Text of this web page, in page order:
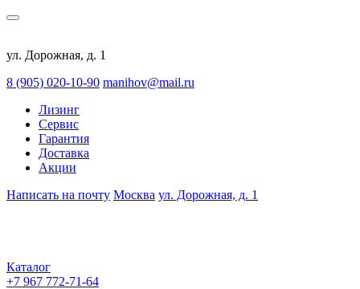
ул. Дорожная, д. 1
8 (905) 020-10-90 manihov@mail.ru
Лизинг
Сервис
Гарантия
Доставка
Акции
Написать на почту Москва ул. Дорожная, д. 1
Каталог
+7 967 772-71-64